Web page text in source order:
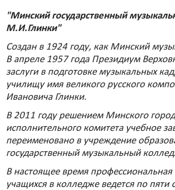
"Минский государственный
М.И.Глинки"
Создан в 1924 году, как Минский
В апреле 1957 года Президиум
заслуги в подготовке музыкальных
училищу имя великого русского
Ивановича Глинки.
В 2011 году решением Минского
исполнительного комитета учебное
переименовано в учреждение
государственный музыкальный
В настоящее время профессиональная
учащихся в колледже ведется по пяти